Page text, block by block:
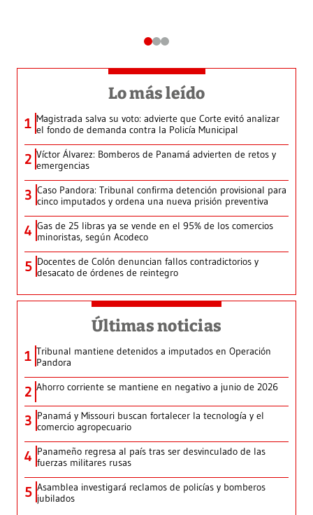
Lo más leído
1 Magistrada salva su voto: advierte que Corte evitó analizar
el fondo de demanda contra la Policía Municipal
2 Víctor Álvarez: Bomberos de Panamá advierten de retos y
emergencias
3 Caso Pandora: Tribunal confirma detención provisional para
cinco imputados y ordena una nueva prisión preventiva
4 Gas de 25 libras ya se vende en el 95% de los comercios
minoristas, según Acodeco
5 Docentes de Colón denuncian fallos contradictorios y
desacato de órdenes de reintegro
Últimas noticias
1 Tribunal mantiene detenidos a imputados en Operación
Pandora
2 Ahorro corriente se mantiene en negativo a junio de 2026
3 Panamá y Missouri buscan fortalecer la tecnología y el
comercio agropecuario
4 Panameño regresa al país tras ser desvinculado de las
fuerzas militares rusas
5 Asamblea investigará reclamos de policías y bomberos
jubilados